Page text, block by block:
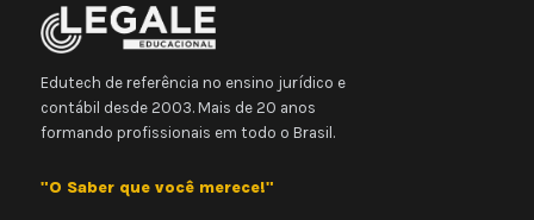
Edutech de referência no ensino jurídico e
contábil desde 2003. Mais de 20 anos
formando profissionais em todo o Brasil.
"O Saber que você merece!"